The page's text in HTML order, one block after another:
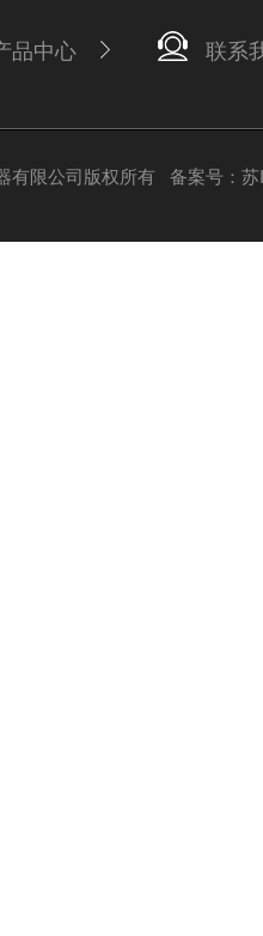
品中心 联系
有限公司版权所有 备案号：